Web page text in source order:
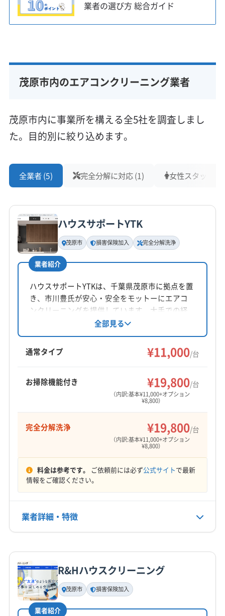
最近建てられた気密性の高い住宅が混在してい
ます。
が難しかったり、プラスチックが古くなってい
て部品が壊れやすかったりするため、経験の浅
一方で、新しい気密性の高い住宅のエアコン
も少なくありません。構造を理解せずに洗浄す
しまう心配もあります。こうした多様な住宅事
情を理解している、経験豊富な業者を選ぶこと
が大切です。
生活スタイルとコスト要因（駐車・道
路事情）
湿気が多くカビに悩む世帯が多い一方、住
宅街では道が狭く、業者の作業車が停めに
くいといった物理的な問題も潜んでいま
ご家庭ごとのエアコンの悩み
の低地にお住まいの場合、床下からの湿気でカ
ビに悩むご家庭も多いです。アレルギーをお持
ちのお子さんやご家族がいると、エアコンから
吹き出すカビの胞子は特に気になりますよね。
また、緑ヶ丘などの高台にある気密性の高い住
業者の選び方 総合ガイド
茂原市内のエアコンクリーニング業者
茂原市内に事業所を構える全5社を調査しまし
た。目的別に絞り込めます。
全業者 (5) 完全分解に対応 (1) 女性スタッフ在
ハウスサポートYTK
茂原市 損害保険加入 完全分解洗浄
業者紹介
ハウスサポートYTKは、千葉県茂原市に拠点を置
き、市川豊氏が安心・安全をモットーにエアコ
ンクリーニングを提供しています。大手での経
験を活かし、損害保険にも加入。完全分解洗浄
や防カビ抗菌コートにも対応。複数台割引や各
種オプションも用意し、丁寧な作業を心掛けて
います。
全部見る
通常タイプ ¥11,000/台
お掃除機能付き ¥19,800/台
（内訳:基本¥11,000+オプション
¥8,800）
完全分解洗浄 ¥19,800/台
（内訳:基本¥11,000+オプション
¥8,800）
料金は参考です。 ご依頼前には必ず公式サイトで最新
情報をご確認ください。
業者詳細・特徴
基本情報
代表者名
市川豊
R&Hハウスクリーニング
茂原市 損害保険加入
業者紹介